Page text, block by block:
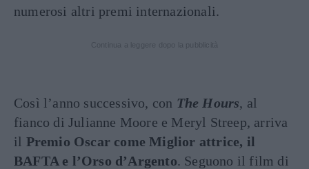
numerosi altri premi internazionali.
Così l’anno successivo, con The Hours, al
fianco di Julianne Moore e Meryl Streep, arriva
il Premio Oscar come Miglior attrice, il
BAFTA e l’Orso d’Argento. Seguono il film di